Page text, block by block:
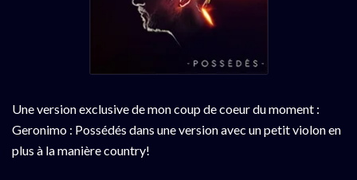
Une version exclusive de mon coup de coeur du moment :
Geronimo : Possédés dans une version avec un petit violon en
plus à la manière country!